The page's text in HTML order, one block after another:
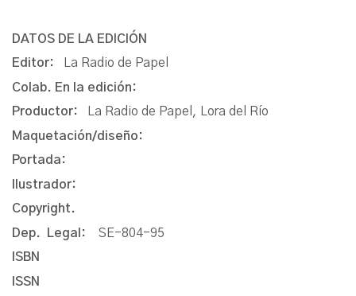
DATOS DE LA EDICIÓN
Editor:
La Radio de Papel
Colab. En la edición:
Productor:
La Radio de Papel, Lora del Río
Maquetación/diseño:
Portada:
Ilustrador:
Copyright.
Dep. Legal: SE-804-95
ISBN
ISSN